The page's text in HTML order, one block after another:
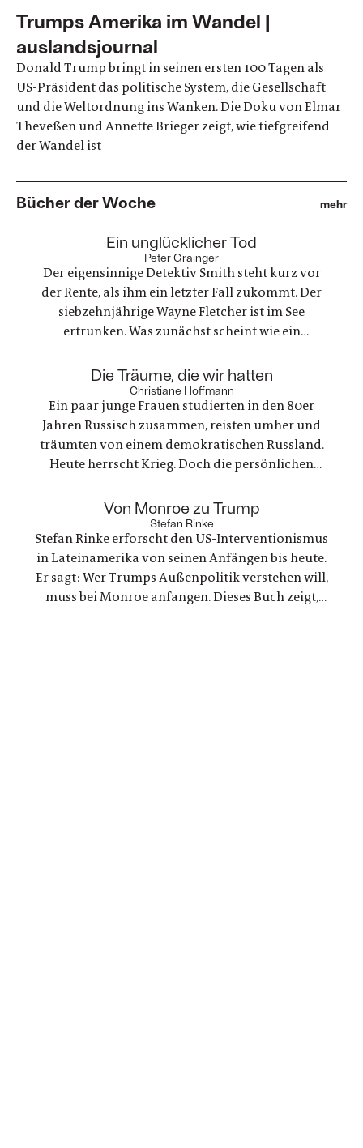
Trumps Amerika im Wandel |
auslandsjournal
Donald Trump bringt in seinen ersten 100 Tagen als
US-Präsident das politische System, die Gesellschaft
und die Weltordnung ins Wanken. Die Doku von Elmar
Theveßen und Annette Brieger zeigt, wie tiefgreifend
der Wandel ist
Bücher der Woche mehr
Ein unglücklicher Tod
Peter Grainger
Der eigensinnige Detektiv Smith steht kurz vor
der Rente, als ihm ein letzter Fall zukommt. Der
siebzehnjährige Wayne Fletcher ist im See
ertrunken. Was zunächst scheint wie ein
anderes heraus. Es geht um nichts weniger als die
große Frage nach Gerechtigkeit. Eine
nervenaufreibende Ermittlung beginnt
Die Träume, die wir hatten
Christiane Hoffmann
Ein paar junge Frauen studierten in den 80er
Jahren Russisch zusammen, reisten umher und
träumten von einem demokratischen Russland.
Heute herrscht Krieg. Doch die persönlichen
gerade als eine der Frauen stirbt. Ein Buch über
Trauer und Hoffnung in deutsch-ukranisch-
russischen Beziehungen
Von Monroe zu Trump
Stefan Rinke
Stefan Rinke erforscht den US-Interventionismus
in Lateinamerika von seinen Anfängen bis heute.
Er sagt: Wer Trumps Außenpolitik verstehen will,
muss bei Monroe anfangen. Dieses Buch zeigt,